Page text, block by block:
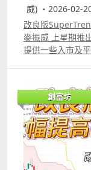
威) ・2026-02-
改良版
麥振威 上星期推
提供一些入市及
介紹的應用方法
點。 另改良版
daytrade 比特幣
是給大家參考，
完整strategy就
大家
法也可能會有不
創富坊